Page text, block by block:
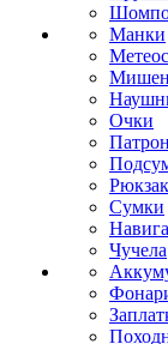
Манки
Очки
Сумки
Чучела